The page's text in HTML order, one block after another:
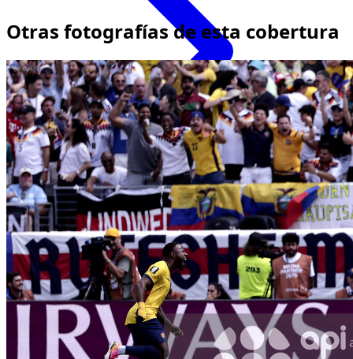
Otras fotografías de esta cobertura